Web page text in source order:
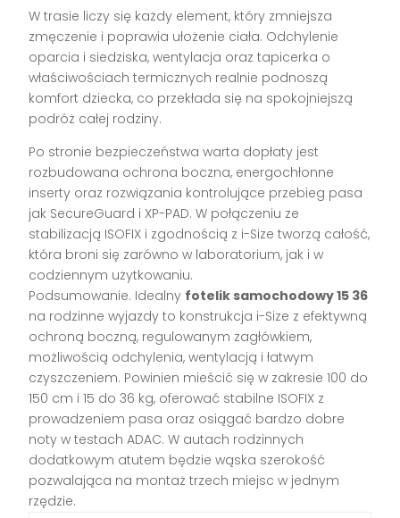
W trasie liczy się każdy element, który zmniejsza
zmęczenie i poprawia ułożenie ciała. Odchylenie
oparcia i siedziska, wentylacja oraz tapicerka o
właściwościach termicznych realnie podnoszą
komfort dziecka, co przekłada się na spokojniejszą
podróż całej rodziny.
Po stronie bezpieczeństwa warta dopłaty jest
rozbudowana ochrona boczna, energochłonne
inserty oraz rozwiązania kontrolujące przebieg pasa
jak SecureGuard i XP-PAD. W połączeniu ze
stabilizacją ISOFIX i zgodnością z i-Size tworzą całość,
która broni się zarówno w laboratorium, jak i w
codziennym użytkowaniu.
Podsumowanie. Idealny fotelik samochodowy 15 36
na rodzinne wyjazdy to konstrukcja i-Size z efektywną
ochroną boczną, regulowanym zagłówkiem,
możliwością odchylenia, wentylacją i łatwym
czyszczeniem. Powinien mieścić się w zakresie 100 do
150 cm i 15 do 36 kg, oferować stabilne ISOFIX z
prowadzeniem pasa oraz osiągać bardzo dobre
noty w testach ADAC. W autach rodzinnych
dodatkowym atutem będzie wąska szerokość
pozwalająca na montaż trzech miejsc w jednym
rzędzie.